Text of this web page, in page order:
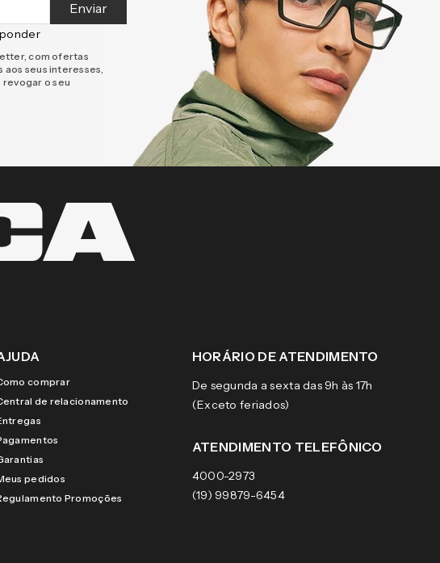
Enviar
com ofertas
seus interesses,
revogar o seu
comprar
de relacionamento
pedidos
Promoções
HORÁRIO DE ATENDIMENTO
De segunda a sexta das 9h às 17h
(Exceto feriados)
ATENDIMENTO TELEFÔNICO
4000-2973
(19) 99879-6454